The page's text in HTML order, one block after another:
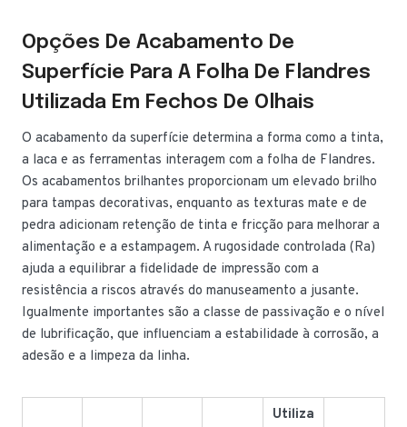
Opções De Acabamento De
Superfície Para A Folha De Flandres
Utilizada Em Fechos De Olhais
O acabamento da superfície determina a forma como a tinta,
a laca e as ferramentas interagem com a folha de Flandres.
Os acabamentos brilhantes proporcionam um elevado brilho
para tampas decorativas, enquanto as texturas mate e de
pedra adicionam retenção de tinta e fricção para melhorar a
alimentação e a estampagem. A rugosidade controlada (Ra)
ajuda a equilibrar a fidelidade de impressão com a
resistência a riscos através do manuseamento a jusante.
Igualmente importantes são a classe de passivação e o nível
de lubrificação, que influenciam a estabilidade à corrosão, a
adesão e a limpeza da linha.
Utiliza